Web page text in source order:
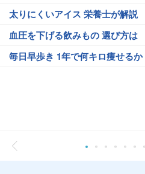
太りにくいアイス 栄養士が解説
血圧を下げる飲みもの 選び方は
毎日早歩き 1年で何キロ痩せるか